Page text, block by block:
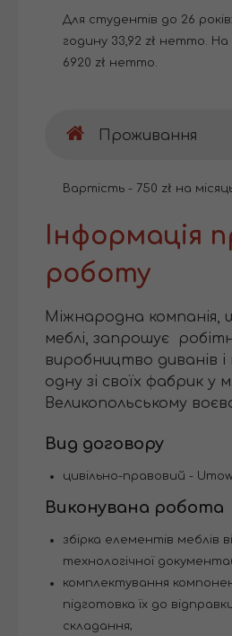
Для студентів до 26
годину 33,92 zł нетто. На
6920 zł нетто.
Проживання
Вартість - 750 zł на
Інформація
роботу
Міжнародна компанія,
меблі, запрошує
виробництво диванів
одну зі своїх фабрик у
Великопольському
Вид договору
цивільно-правовий -
Виконувана робота
збірка елементів меблів
технологічної
комплектування
підготовка їх до
складання;